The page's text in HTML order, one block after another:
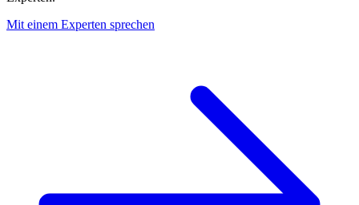
Mit einem Experten sprechen